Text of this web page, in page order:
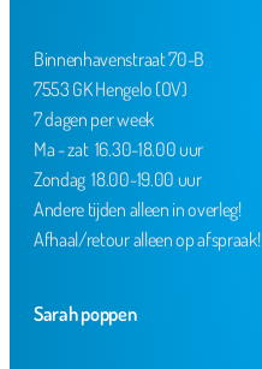
Binnenhavenstraat 70-B
7553 GK Hengelo (OV)
7 dagen per week
Ma - zat 16.30-18.00 uur
Zondag 18.00-19.00 uur
Andere tijden alleen in overleg!
Afhaal/retour alleen op afspraak!
Sarah poppen